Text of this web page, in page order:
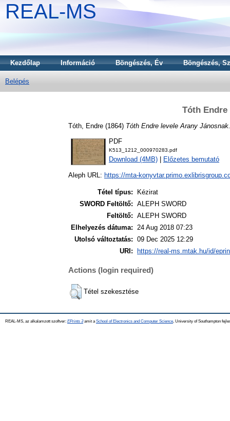
REAL-MS
Kezdőlap Információ Böngészés, Év Böngészés,
Belépés
Tóth Endre
Tóth, Endre (1864) Tóth Endre levele Arany Jánosnak.
PDF
K513_1212_000970283.pdf
Download (4MB) Előzetes bemutató
Aleph URL: https://mta-
Tétel típus:
Kézirat
SWORD Feltöltő: ALEPH SWORD
Feltöltő: ALEPH SWORD
Elhelyezés dátuma: 24 Aug 2018 07:23
Utolsó változtatás: 09 Dec 2025 12:29
URI:
https://real-ms.mtak.hu/id/
Actions (login required)
Tétel szekesztése
REAL-MS, az alkalamzott szoftver: EPrints 3amit a School of Electronics and Computer Science , University of Southampton